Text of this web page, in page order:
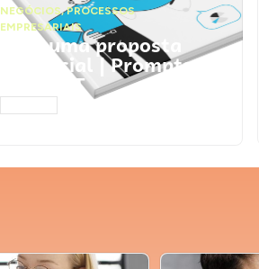
NEGÓCIOS,PROCESSOS
EMPRESARIAIS
Faça uma proposta
comercial | Prompts
ChatGPT